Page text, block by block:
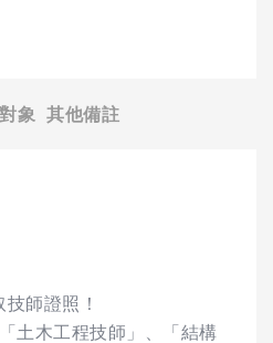
象 其他備註
師證照！
土木工程技師」、「結構